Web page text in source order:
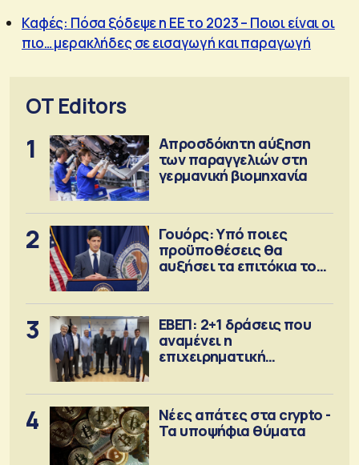
Καφές: Πόσα ξόδεψε η ΕΕ το 2023 – Ποιοι είναι οι
πιο… μερακλήδες σε εισαγωγή και παραγωγή
OT Editors
1
Απροσδόκητη αύξηση
των παραγγελιών στη
γερμανική βιομηχανία
2
Γουόρς: Υπό ποιες
προϋποθέσεις θα
αυξήσει τα επιτόκια τον
3
ΕΒΕΠ: 2+1 δράσεις που
αναμένει η
επιχειρηματική
4
Νέες απάτες στα crypto -
Τα υποψήφια θύματα